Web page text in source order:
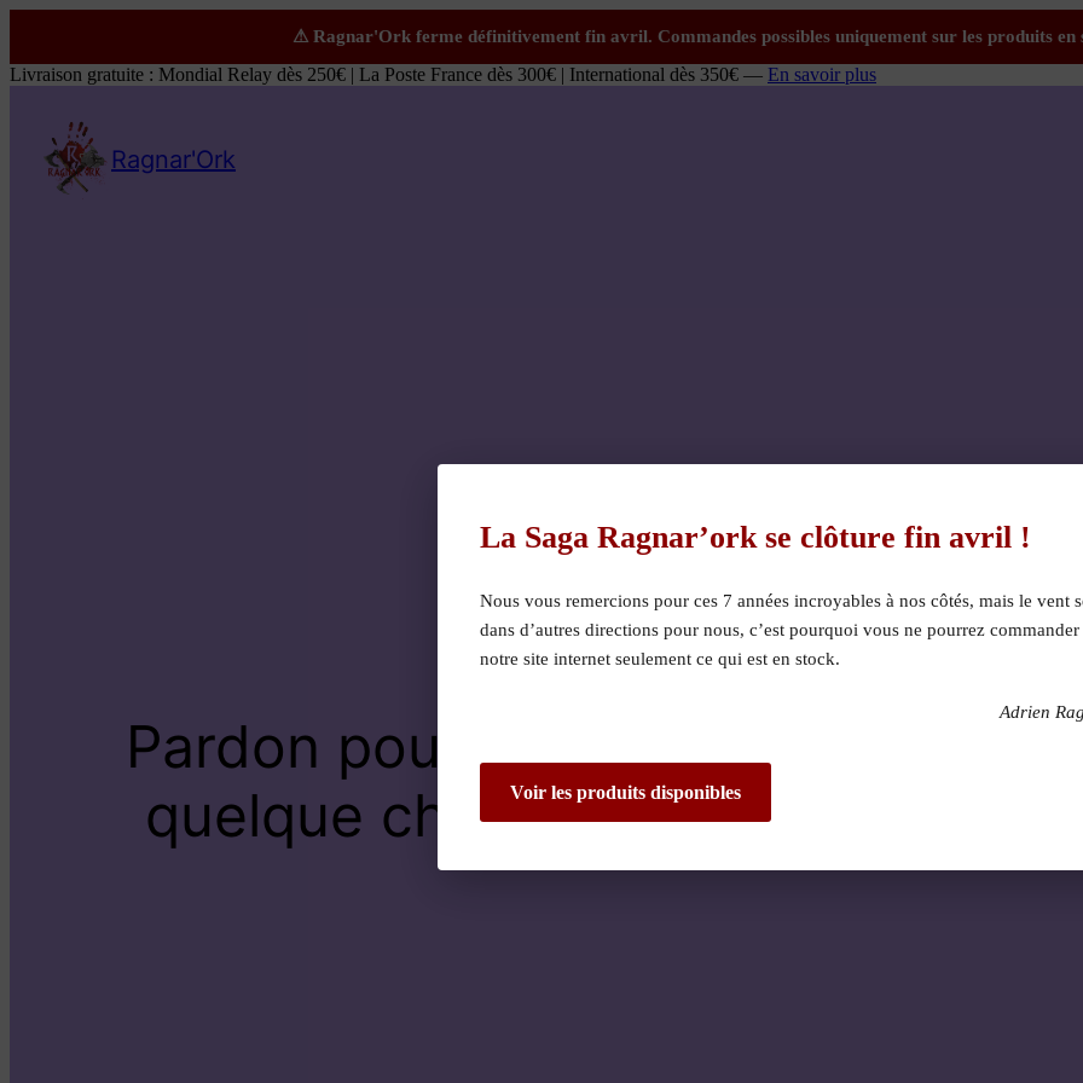
Livraison gratuite : Mondial Relay dès 250€ | La Poste France dès 300€ | International dès 350€ — En savoir plus
Ragnar'Ork
Pardon pour le dérangement !
quelque chose de fantastique –
La Saga Ragnar’ork se clôture fin avril !
Nous vous remercions pour ces 7 années incroyables à nos côtés, mais le vent
dans d’autres directions pour nous, c’est pourquoi vous ne pourrez
notre site internet seulement ce qui est en stock.
Adrien
Voir les produits disponibles